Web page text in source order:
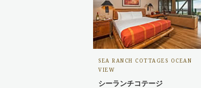
SEA RANCH COTTAGES OCEAN
VIEW
シーランチコテージ